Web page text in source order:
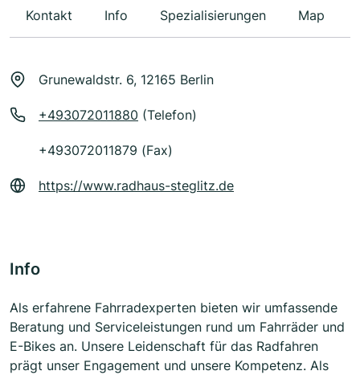
Kontakt Info Spezialisierungen Map
Grunewaldstr. 6, 12165 Berlin
+493072011880 (Telefon)
+493072011879 (Fax)
https://www.radhaus-steglitz.de
Info
Als erfahrene Fahrradexperten bieten wir umfassende
Beratung und Serviceleistungen rund um Fahrräder und
E-Bikes an. Unsere Leidenschaft für das Radfahren
prägt unser Engagement und unsere Kompetenz. Als